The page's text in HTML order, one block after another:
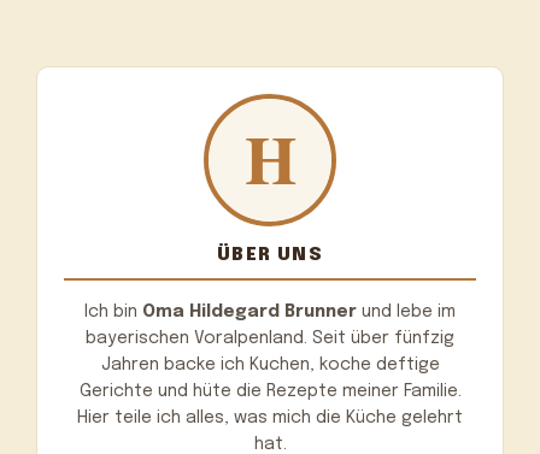
ÜBER UNS
Ich bin Oma Hildegard Brunner und lebe im
bayerischen Voralpenland. Seit über fünfzig
Jahren backe ich Kuchen, koche deftige
Gerichte und hüte die Rezepte meiner Familie.
Hier teile ich alles, was mich die Küche gelehrt
hat.